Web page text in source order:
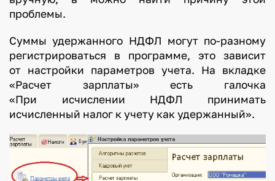
проблемы.
Суммы удержанного НДФЛ могут по-разному
регистрироваться в программе, это зависит
от настройки параметров учета. На вкладке
«Расчет зарплаты» есть галочка
«При исчислении НДФЛ принимать
исчисленный налог к учету как удержанный».